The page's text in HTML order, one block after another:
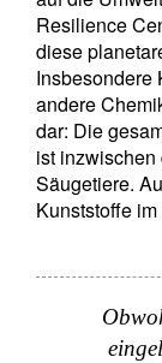
Resilience
diese
Insbesondere
andere
dar: Die
ist
Säugetiere.
Kunststoffe